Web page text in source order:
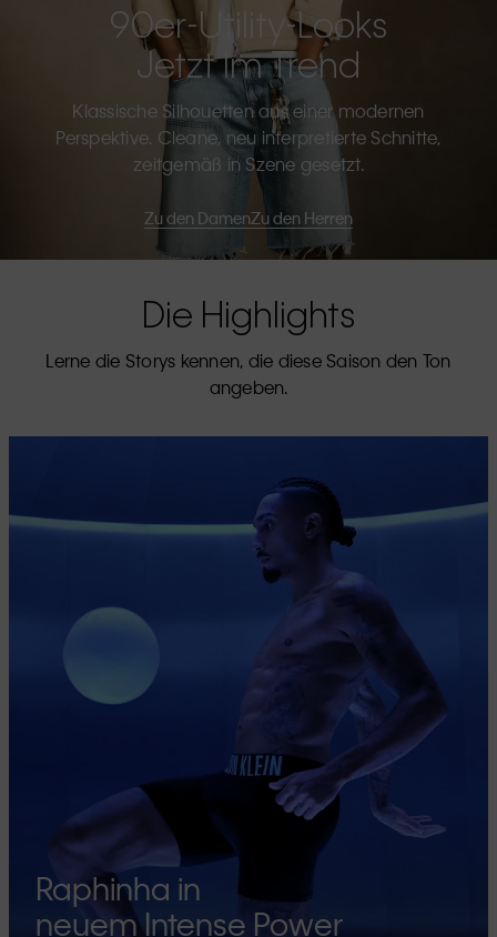
90er-Utility-Looks
Jetzt Im Trend
Klassische Silhouetten aus einer modernen
Perspektive. Cleane, neu interpretierte Schnitte,
zeitgemäß in Szene gesetzt.
Zu den DamenZu den Herren
Die Highlights
Lerne die Storys kennen, die diese Saison den Ton
angeben.
Raphinha in
neuem Intense Power